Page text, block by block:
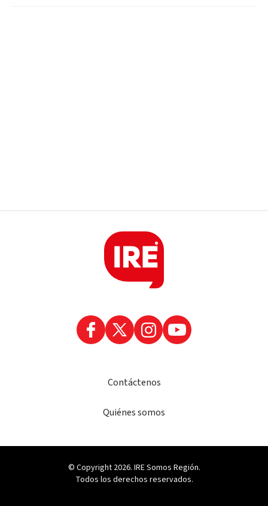
Contáctenos
Quiénes somos
© Copyright 2026. IRE Somos Región.
Todos los derechos reservados.